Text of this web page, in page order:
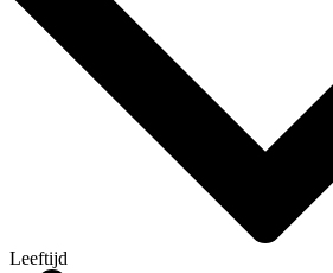
Leeftijd